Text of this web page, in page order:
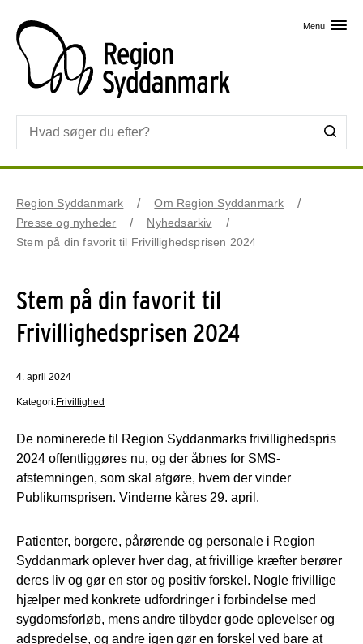
Menu
Region Syddanmark
Om Region Syddanmark
Presse og nyheder
Nyhedsarkiv
Stem på din favorit til Frivillighedsprisen 2024
Stem på din favorit til
Frivillighedsprisen 2024
4. april 2024
Kategori:Frivillighed
De nominerede til Region Syddanmarks frivillighedspris
2024 offentliggøres nu, og der åbnes for SMS-
afstemningen, som skal afgøre, hvem der vinder
Publikumsprisen. Vinderne kåres 29. april.
Patienter, borgere, pårørende og personale i Region
Syddanmark oplever hver dag, at frivillige kræfter berører
deres liv og gør en stor og positiv forskel. Nogle frivillige
hjælper med konkrete udfordringer i forbindelse med
sygdomsforløb, mens andre tilbyder gode oplevelser og
adspredelse, og andre igen gør en forskel ved bare at